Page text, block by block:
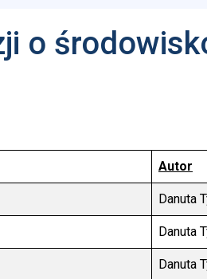
o
Autor
Danuta
Danuta
Danuta